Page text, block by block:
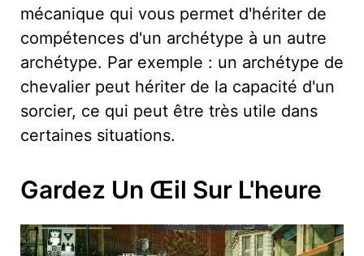
mécanique qui vous permet d'hériter de
compétences d'un archétype à un autre
archétype. Par exemple : un archétype de
chevalier peut hériter de la capacité d'un
sorcier, ce qui peut être très utile dans
certaines situations.
Gardez Un Œil Sur L'heure